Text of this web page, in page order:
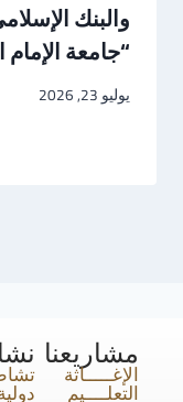
والبنك
“جامعة
يوليو 23, 2026
مشاريعنا
الإغـــــاثة
التعلــــيم